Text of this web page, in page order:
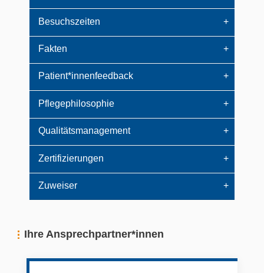
Besuchszeiten
Fakten
Patient*innenfeedback
Pflegephilosophie
Qualitätsmanagement
Zertifizierungen
Zuweiser
Ihre Ansprechpartner*innen